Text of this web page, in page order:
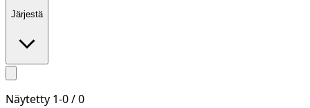
Järjestä
Näytetty 1-0/0